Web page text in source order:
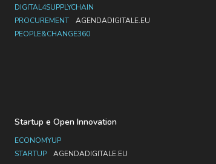
DIGITAL4SUPPLYCHAIN
PROCUREMENT
AGENDADIGITALE.EU
PEOPLE&CHANGE360
Startup e Open Innovation
ECONOMYUP
STARTUP
AGENDADIGITALE.EU